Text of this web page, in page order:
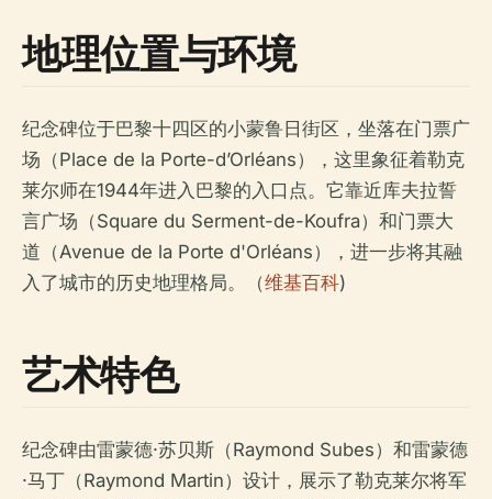
地理位置与环境
纪念碑位于巴黎十四区的小蒙鲁日街区，坐落在门票广
场（Place de la Porte-d’Orléans），这里象征着勒克
莱尔师在1944年进入巴黎的入口点。它靠近库夫拉誓
言广场（Square du Serment-de-Koufra）和门票大
道（Avenue de la Porte d'Orléans），进一步将其融
入了城市的历史地理格局。（维基百科)
艺术特色
纪念碑由雷蒙德·苏贝斯（Raymond Subes）和雷蒙德
·马丁（Raymond Martin）设计，展示了勒克莱尔将军